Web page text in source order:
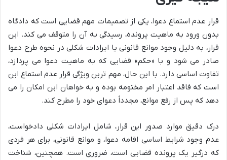
قرار عدم استماع دعوا، یکی از تصمیمات مهم قضایی است که دادگاه
بدون ورود به ماهیت پرونده، رسیدگی به آن را متوقف می کند. این
قرار، به دلیل وجود موانع قانونی یا ایرادات شکلی در نحوه طرح دعوا
صادر می شود و با «حکم» قضایی که به ماهیت دعوا می پردازد،
تفاوت اساسی دارد. با این حال، مهم ترین ویژگی قرار عدم استماع این
است که فاقد اعتبار امر مختومه بوده و به خواهان این امکان را می
دهد که پس از رفع موانع، مجدداً دعوای خود را مطرح کند.
درک دقیق موارد صدور این قرار، شامل ایرادات شکلی دادخواست،
عدم وجود شرایط اساسی اقامه دعوا، و موانع قانونی، برای هر فردی
که درگیر یک پرونده قضایی است، ضروری است. همچنین، شناخت